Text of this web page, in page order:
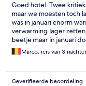
Goed hotel. Twee
maar we moesten toch
was in januari enorm
verwarming lager
beetje maar in januari
als schoonmakers
Marco, reis van 3
Geverifieerde beoordeling